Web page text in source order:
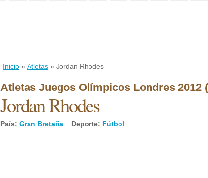
Inicio » Atletas » Jordan Rhodes
Atletas Juegos Olímpicos Londres 2012
Jordan Rhodes
País: Gran Bretaña Deporte: Fútbol